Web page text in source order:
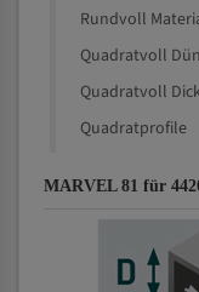
Rundvoll
Quadratvoll
Quadratvoll
Quadratprofile
MARVEL 81 für